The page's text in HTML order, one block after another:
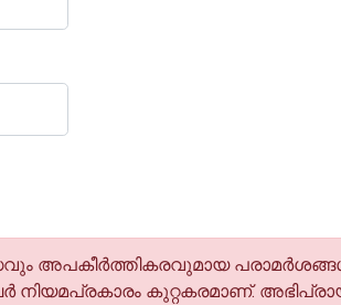
അപകീര്‍ത്തികരവുമായ
കുറ്റകരമാണ്.